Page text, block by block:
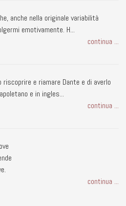
anche nella originale variabilità
emotivamente. H...
continua ...
e riamare Dante e di averlo
e in ingles...
continua ...
continua ...